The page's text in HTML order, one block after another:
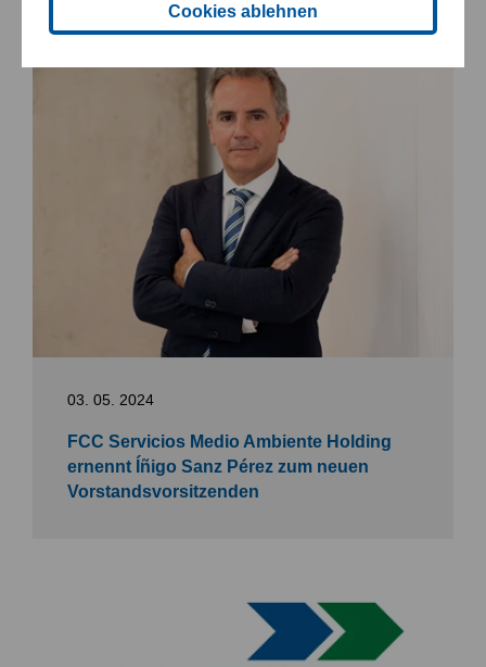
Cookies ablehnen
03. 05. 2024
FCC Servicios Medio Ambiente Holding
ernennt Íñigo Sanz Pérez zum neuen
Vorstandsvorsitzenden